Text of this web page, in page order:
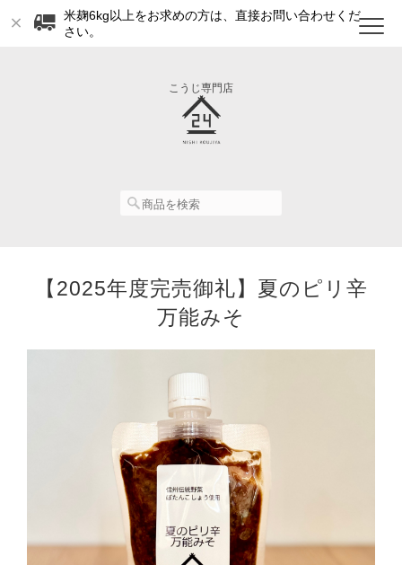
米麹6kg以上をお求めの方は、直接お問い合わせくだ
さい。
こうじ専門店
【2025年度完売御礼】夏のピリ辛
万能みそ